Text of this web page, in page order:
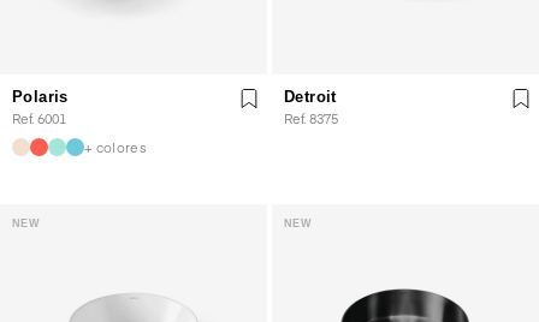
Polaris
Ref. 6001
+ colores
Detroit
Ref. 8375
NEW NEW